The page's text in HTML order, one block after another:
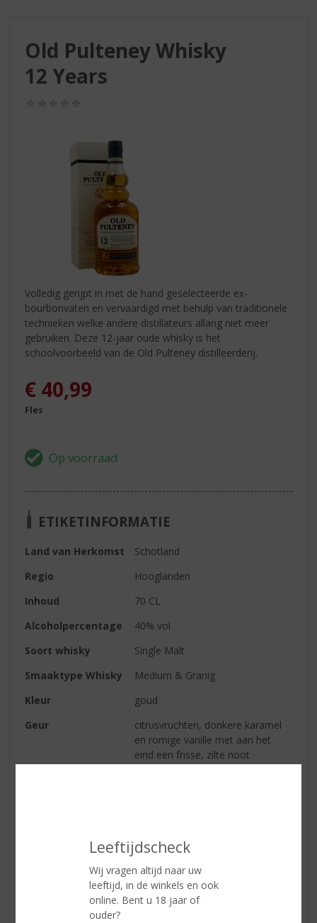
Leeftijdscheck
Wij vragen altijd naar uw
leeftijd, in de winkels en ook
online. Bent u 18 jaar of
ouder?
Old Pulteney Whisky
12 Years
Volledig gerijpt in met de hand geselecteerde ex-
bourbonvaten en vervaardigd met behulp van traditionele
technieken welke andere distillateurs allang niet meer
gebruiken. Deze 12-jaar oude whisky is het
schoolvoorbeeld van de Old Pulteney distilleerderij.
€ 40,99
Fles
ETIKETINFORMATIE
Land van Herkomst
Schotland
Regio
Hooglanden
Inhoud
70 CL
Alcoholpercentage
40% vol
Soort whisky
Single Malt
Smaaktype Whisky
Medium & Granig
Kleur
goud
Geur
citrusvruchten, donkere karamel
en romige vanille met aan het
eind een frisse, zilte noot
levendig, langdurig en licht zoutig
Reviews